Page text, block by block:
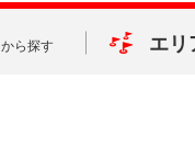
から探す エリ